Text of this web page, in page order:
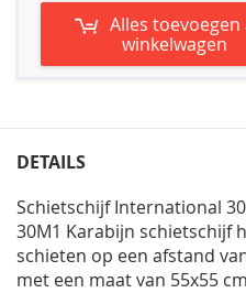
Alles toevoegen
winkelwagen
DETAILS
Schietschijf International
30M1 Karabijn schietschijf
schieten op een afstand
met een maat van 55x55